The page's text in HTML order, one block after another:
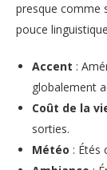
presque comme
pouce
Accent :
globalement
Coût de la
sorties.
Météo : Étés